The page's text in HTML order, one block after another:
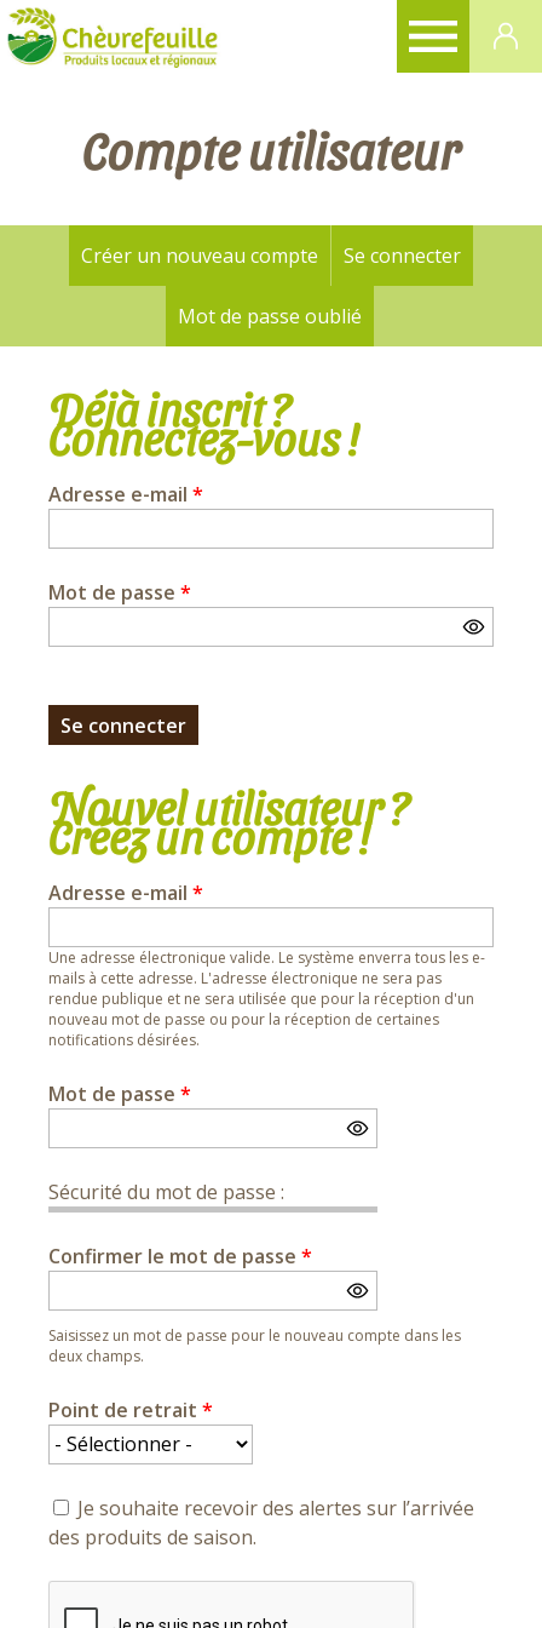
Compte utilisateur
Onglets
principaux
Créer un nouveau compte Se connecter(onglet
Mot de passe oublié
Déjà inscrit ?
Connectez-vous !
Adresse e-mail *
Mot de passe *
Nouvel utilisateur ?
Créez un compte !
Adresse e-mail *
Une adresse électronique valide. Le système enverra tous les e-
mails à cette adresse. L'adresse électronique ne sera pas
rendue publique et ne sera utilisée que pour la réception d'un
nouveau mot de passe ou pour la réception de certaines
notifications désirées.
Mot de passe *
Sécurité du mot de passe :
Confirmer le mot de passe *
Saisissez un mot de passe pour le nouveau compte dans les
deux champs.
Point de retrait *
Je souhaite recevoir des alertes sur l’arrivée
des produits de saison.